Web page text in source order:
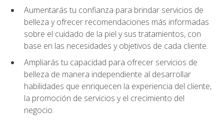
Aumentarás tu confianza para brindar servicios de
belleza y ofrecer recomendaciones más informadas
sobre el cuidado de la piel y sus tratamientos, con
base en las necesidades y objetivos de cada cliente.
Ampliarás tu capacidad para ofrecer servicios de
belleza de manera independiente al desarrollar
habilidades que enriquecen la experiencia del cliente,
la promoción de servicios y el crecimiento del
negocio.